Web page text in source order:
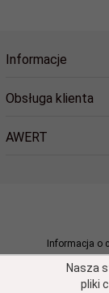
Informacje
Obsługa klienta
AWERT
Informacja o
Nasza
pliki